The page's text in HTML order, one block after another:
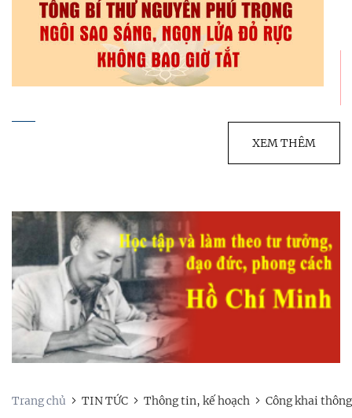
XEM THÊM
Trang chủ TIN TỨC Thông tin, kế hoạch Công khai